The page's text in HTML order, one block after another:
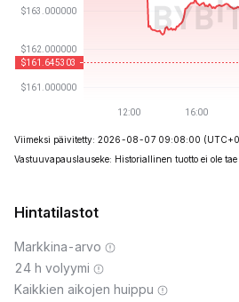
Viimeksi päivitetty: 2026-08-07 09:08:00
Vastuuvapauslauseke: Historiallinen tuotto ei ole
Hintatilastot
Markkina-arvo
24 h volyymi
Kaikkien aikojen huippu